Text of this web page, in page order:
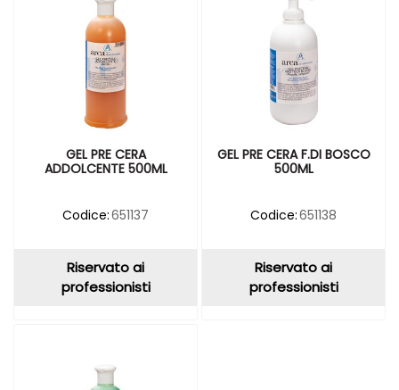
GEL PRE CERA
ADDOLCENTE 500ML
Codice:651137
Riservato ai
professionisti
GEL PRE CERA F.DI BOSCO
500ML
Codice:651138
Riservato ai
professionisti